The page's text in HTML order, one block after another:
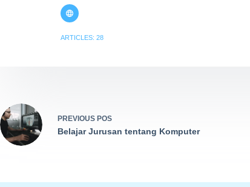
ARTICLES: 28
PREVIOUS POS
Belajar Jurusan tentang Komputer